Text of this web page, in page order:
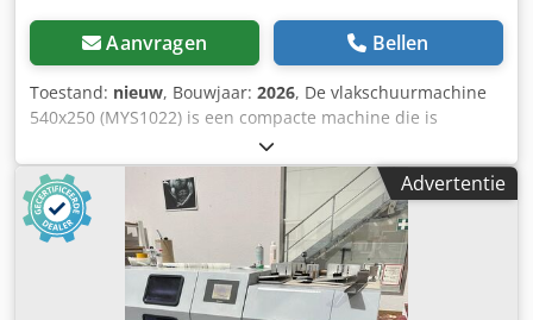
Aanvragen Bellen
Toestand: nieuw, Bouwjaar: 2026, De vlakschuurmachine
540x250 (MYS1022) is een compacte machine die is
ontworpen voor het nauwkeurig slijpen van kleine en
middelgrote metalen onderdelen. De robuuste constructie
en geavanceerde technologieën zorgen voor een hoge
bewerkingsnauwkeurigheid en betrouwbaarheid in
veeleisende industriële omgevingen. De belangrijkste
voordelen van de vlakschuurmachine 540x250 (MYS1022)
De magnetische vlakschuurmachine 540x250 (MYS1022) is
Advertentie